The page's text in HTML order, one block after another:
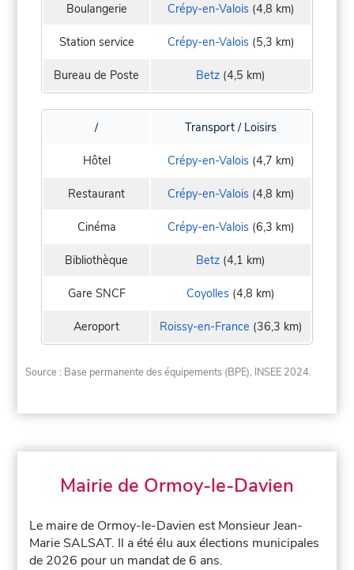
Boulangerie Crépy-en-Valois(4,8 km)
Station service Crépy-en-Valois(5,3 km)
Bureau de Poste Betz (4,5 km)
/ Transport / Loisirs
Hôtel Crépy-en-Valois(4,7 km)
Restaurant Crépy-en-Valois(4,8 km)
Cinéma Crépy-en-Valois(6,3 km)
Bibliothèque Betz (4,1 km)
Gare SNCF Coyolles (4,8 km)
Aeroport Roissy-en-France (36,3 km)
Source : Base permanente des équipements (BPE), INSEE 2024.
Mairie de Ormoy-le-Davien
Le maire de Ormoy-le-Davien est Monsieur Jean-
Marie SALSAT. Il a été élu aux élections municipales
de 2026 pour un mandat de 6 ans.